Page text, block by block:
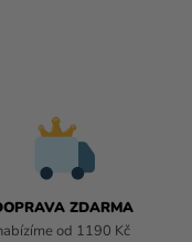
ZDARMA
od 1190 Kč